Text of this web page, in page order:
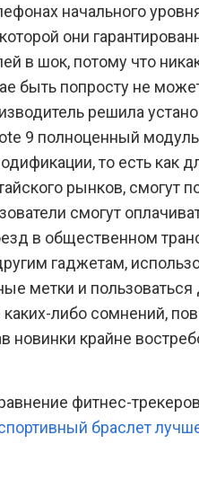
начального
они
в шок, потому что
быть попросту не
решила
9 полноценный
то есть как
рынков, смогут
смогут
в общественном
гаджетам,
метки и
либо сомнений,
новинки крайне
фитнес-
браслет